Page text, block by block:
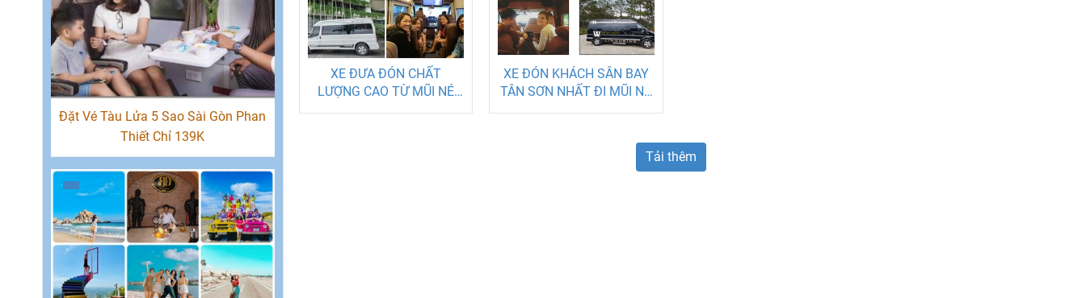
XE ĐƯA ĐÓN CHẤT
LƯỢNG CAO TỪ MŨI NÉ
PHAN THIẾT ĐI SÀI GÒN
XE ĐÓN KHÁCH SÂN BAY
TÂN SƠN NHẤT ĐI MŨI NÉ
PHAN THIẾT CHỈ 450K
Tải thêm
Đặt Vé Tàu Lửa 5 Sao Sài Gòn Phan
Thiết Chỉ 139K